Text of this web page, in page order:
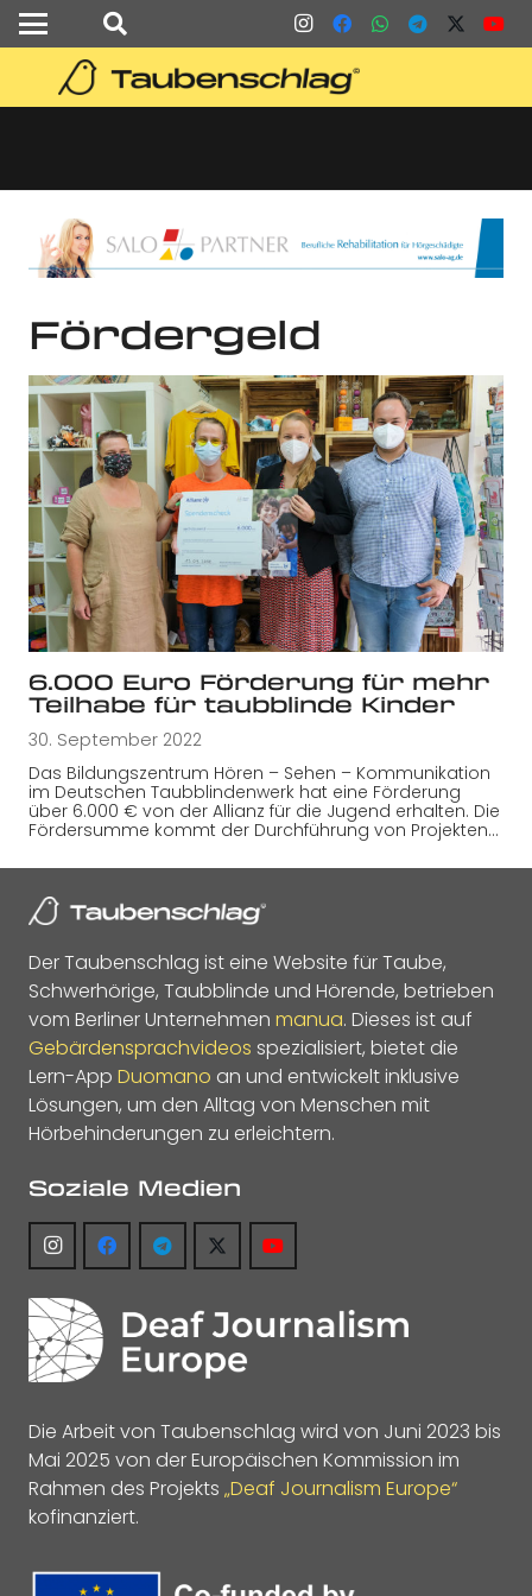
Fördergeld
6.000 Euro Förderung für mehr
Teilhabe für taubblinde Kinder
30. September 2022
Das Bildungszentrum Hören – Sehen – Kommunikation
im Deutschen Taubblindenwerk hat eine Förderung
über 6.000 € von der Allianz für die Jugend erhalten. Die
Fördersumme kommt der Durchführung von Projekten…
Der Taubenschlag ist eine Website für Taube,
Schwerhörige, Taubblinde und Hörende, betrieben
vom Berliner Unternehmen manua. Dieses ist auf
Gebärdensprachvideos spezialisiert, bietet die
Lern-App Duomano an und entwickelt inklusive
Lösungen, um den Alltag von Menschen mit
Hörbehinderungen zu erleichtern.
Soziale Medien
Die Arbeit von Taubenschlag wird von Juni 2023 bis
Mai 2025 von der Europäischen Kommission im
Rahmen des Projekts „Deaf Journalism Europe“
kofinanziert.